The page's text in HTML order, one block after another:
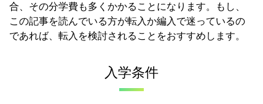
合、その分学費も多くかかることになります。
もし、
この記事を読んでいる方が転入か編入で迷っているの
であれば、転入を検討されることをおすすめします。
入学条件